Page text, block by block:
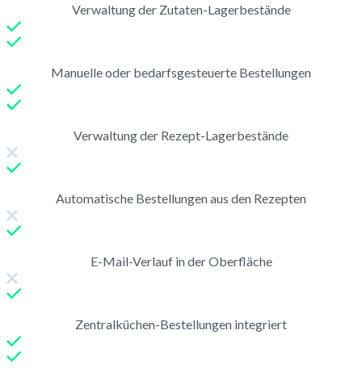
Verwaltung der Zutaten-Lagerbestände
Manuelle oder bedarfsgesteuerte Bestellungen
Verwaltung der Rezept-Lagerbestände
Automatische Bestellungen aus den Rezepten
E-Mail-Verlauf in der Oberfläche
Zentralküchen-Bestellungen integriert